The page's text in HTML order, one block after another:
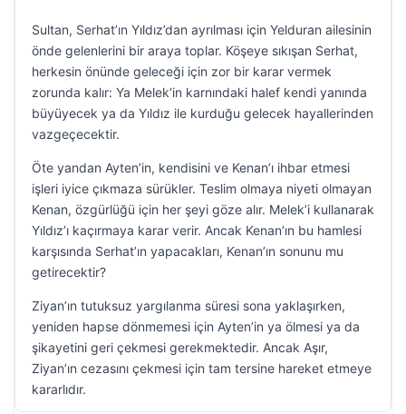
Sultan, Serhat’ın Yıldız’dan ayrılması için Yelduran ailesinin
önde gelenlerini bir araya toplar. Köşeye sıkışan Serhat,
herkesin önünde geleceği için zor bir karar vermek
zorunda kalır: Ya Melek’in karnındaki halef kendi yanında
büyüyecek ya da Yıldız ile kurduğu gelecek hayallerinden
vazgeçecektir.
Öte yandan Ayten’in, kendisini ve Kenan’ı ihbar etmesi
işleri iyice çıkmaza sürükler. Teslim olmaya niyeti olmayan
Kenan, özgürlüğü için her şeyi göze alır. Melek’i kullanarak
Yıldız’ı kaçırmaya karar verir. Ancak Kenan’ın bu hamlesi
karşısında Serhat’ın yapacakları, Kenan’ın sonunu mu
getirecektir?
Ziyan’ın tutuksuz yargılanma süresi sona yaklaşırken,
yeniden hapse dönmemesi için Ayten’in ya ölmesi ya da
şikayetini geri çekmesi gerekmektedir. Ancak Aşır,
Ziyan’ın cezasını çekmesi için tam tersine hareket etmeye
kararlıdır.